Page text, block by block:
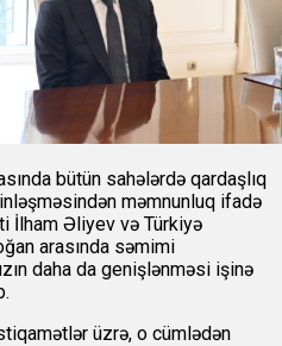
bütün sahələrdə qardaşlıq
məmnunluq ifadə
İlham Əliyev və Türkiyə
arasında səmimi
daha da genişlənməsi işinə
üzrə, o cümlədən